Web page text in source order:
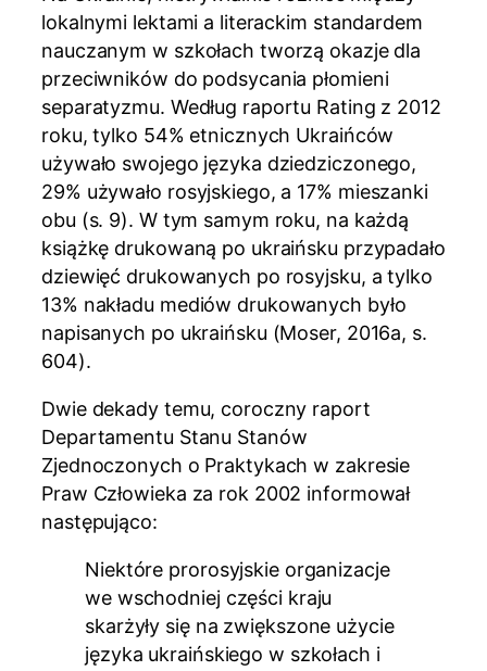
lokalnymi lektami a literackim standardem
nauczanym w szkołach tworzą okazje dla
przeciwników do podsycania płomieni
separatyzmu. Według raportu Rating z 2012
roku, tylko 54% etnicznych Ukraińców
używało swojego języka dziedziczonego,
29% używało rosyjskiego, a 17% mieszanki
obu (s. 9). W tym samym roku, na każdą
książkę drukowaną po ukraińsku przypadało
dziewięć drukowanych po rosyjsku, a tylko
13% nakładu mediów drukowanych było
napisanych po ukraińsku (Moser, 2016a, s.
604).
Dwie dekady temu, coroczny raport
Departamentu Stanu Stanów
Zjednoczonych o Praktykach w zakresie
Praw Człowieka za rok 2002 informował
następująco:
Niektóre prorosyjskie organizacje
we wschodniej części kraju
skarżyły się na zwiększone użycie
języka ukraińskiego w szkołach i